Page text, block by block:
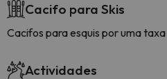
Cacifo para Skis
Cacifos para esquis por uma taxa
Actividades